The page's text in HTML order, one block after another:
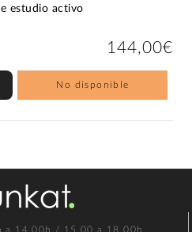
estudio activo
144,00€
No disponible
a 14.00h / 15.00 a 18.00h